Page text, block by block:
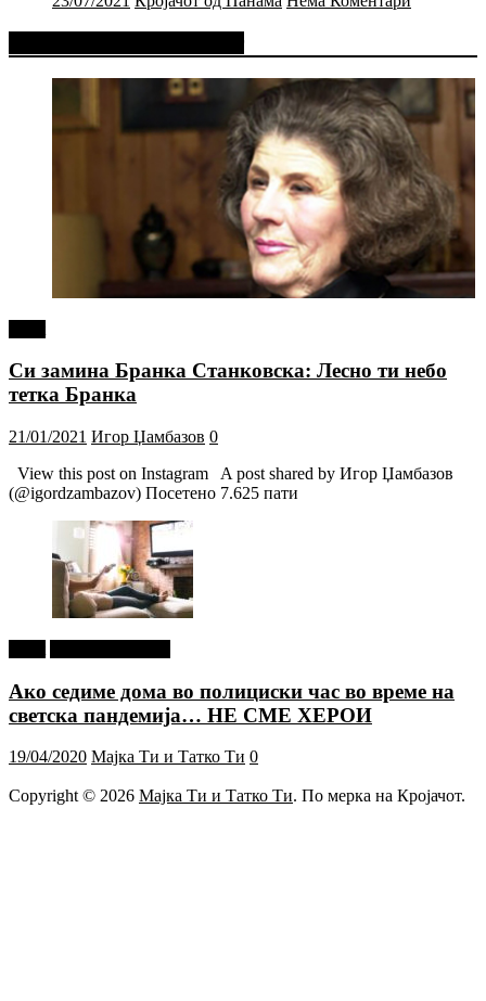
Си замина Бранка Станковска: Лесно ти небо
тетка Бранка
21/01/2021 Игор Џамбазов 0
View this post on Instagram A post shared by Игор Џамбазов
(@igordzambazov) Посетено 7.625 пати
Ако седиме дома во полициски час во време на
светска пандемија… НЕ СМЕ ХЕРОИ
19/04/2020 Мајка Ти и Татко Ти 0
Copyright © 2026 Мајка Ти и Татко Ти. По мерка на Кројачот.